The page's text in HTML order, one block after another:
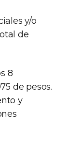
y/o
de
8
de pesos.
y